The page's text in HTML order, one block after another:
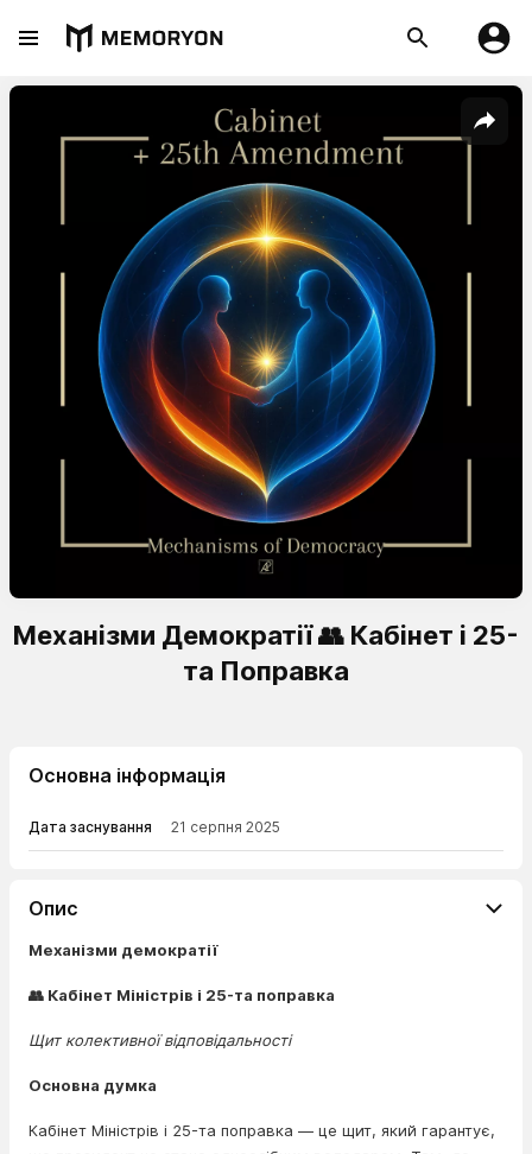
Механізми Демократії 👥 Кабінет і 25-
та Поправка
Основна інформація
Дата заснування 21 серпня 2025
Опис
Механізми демократії
👥 Кабінет Міністрів і 25-та поправка
Щит колективної відповідальності
Основна думка
Кабінет Міністрів і 25-та поправка — це щит, який гарантує,